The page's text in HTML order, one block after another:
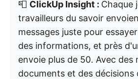
📮 ClickUp Insight : Chaque
travailleurs du savoir
messages juste pour
des informations, et près
envoie plus de 50. Avec des
documents et des décisions